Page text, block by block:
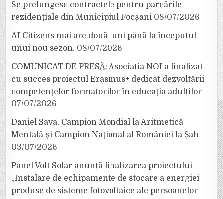
Se prelungesc contractele pentru parcările
rezidențiale din Municipiul Focșani 08/07/2026
AI Citizens mai are două luni până la începutul
unui nou sezon. 08/07/2026
COMUNICAT DE PRESĂ: Asociația NOI a finalizat
cu succes proiectul Erasmus+ dedicat dezvoltării
competențelor formatorilor în educația adulților
07/07/2026
Daniel Sava, Campion Mondial la Aritmetică
Mentală și Campion Național al României la Șah
03/07/2026
Panel Volt Solar anunță finalizarea proiectului
„Instalare de echipamente de stocare a energiei
produse de sisteme fotovoltaice ale persoanelor